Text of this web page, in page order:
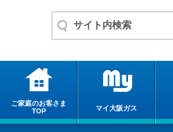
ご家庭のお客さま
TOP
マイ大阪ガス